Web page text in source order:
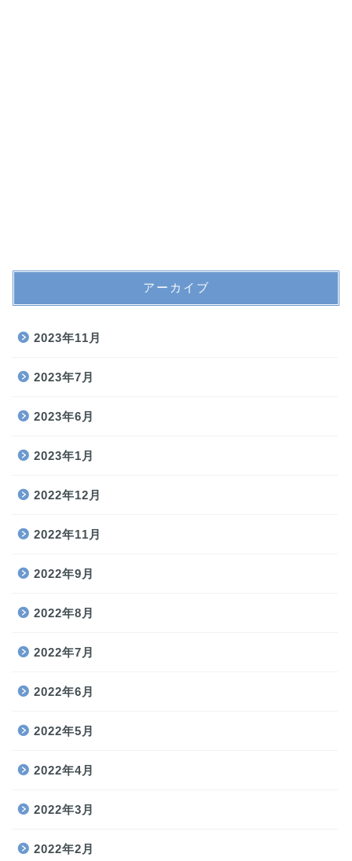
アーカイブ
2023年11月
2023年7月
2023年6月
2023年1月
2022年12月
2022年11月
2022年9月
2022年8月
2022年7月
2022年6月
2022年5月
2022年4月
2022年3月
2022年2月